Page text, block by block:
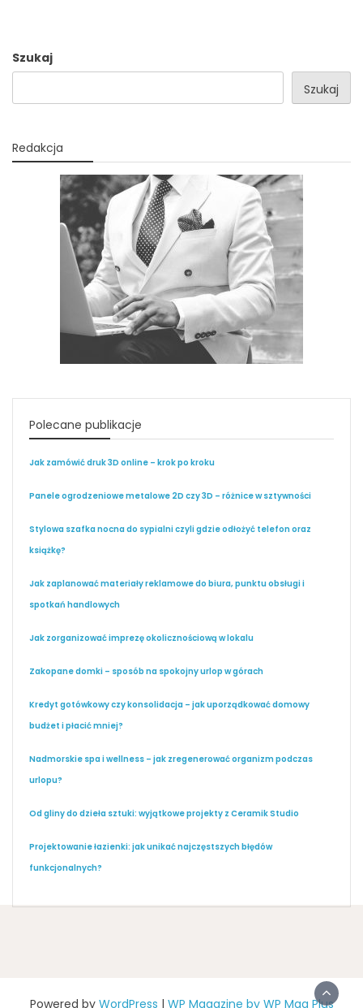
Szukaj
Szukaj
Redakcja
Polecane publikacje
Jak zamówić druk 3D online – krok po kroku
Panele ogrodzeniowe metalowe 2D czy 3D – różnice w sztywności
Stylowa szafka nocna do sypialni czyli gdzie odłożyć telefon oraz
książkę?
Jak zaplanować materiały reklamowe do biura, punktu obsługi i
spotkań handlowych
Jak zorganizować imprezę okolicznościową w lokalu
Zakopane domki – sposób na spokojny urlop w górach
Kredyt gotówkowy czy konsolidacja – jak uporządkować domowy
budżet i płacić mniej?
Nadmorskie spa i wellness – jak zregenerować organizm podczas
urlopu?
Od gliny do dzieła sztuki: wyjątkowe projekty z Ceramik Studio
Projektowanie łazienki: jak unikać najczęstszych błędów
funkcjonalnych?
Powered by WordPress | WP Magazine by WP Mag Plus